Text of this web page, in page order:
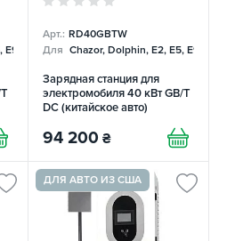
E9, Mercedes
Арт.: RD40GBTW
Для Chazor, Dolphin, E2, E5, E9,
Зарядная станция для
электромобиля 40 кВт GB/T
DC (китайское авто)
94 200 ₴
ДЛЯ АВТО ИЗ США